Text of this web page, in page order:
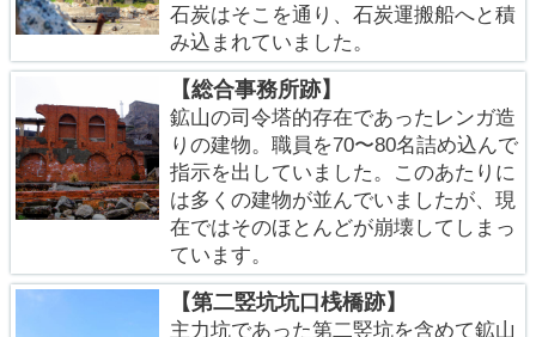
石炭はそこを通り、石炭運搬船へと積
み込まれていました。
【総合事務所跡】
鉱山の司令塔的存在であったレンガ造
りの建物。職員を70〜80名詰め込んで
指示を出していました。このあたりに
は多くの建物が並んでいましたが、現
在ではそのほとんどが崩壊してしまっ
ています。
【第二竪坑坑口桟橋跡】
主力坑であった第二竪坑を含めて鉱山